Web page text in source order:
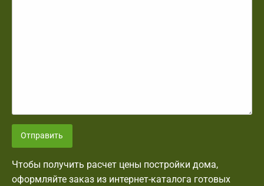
Отправить
Чтобы получить расчет цены постройки дома,
оформляйте заказ из интернет-каталога готовых